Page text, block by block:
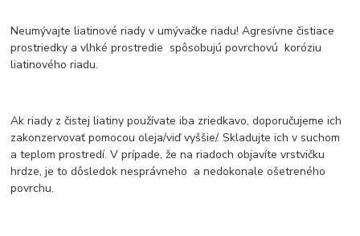
Neumývajte liatinové riady v umývačke riadu! Agresívne čistiace
prostriedky a vlhké prostredie spôsobujú povrchovú koróziu
liatinového riadu.
Ak riady z čistej liatiny používate iba zriedkavo, doporučujeme ich
zakonzervovať pomocou oleja/viď vyššie/. Skladujte ich v suchom
a teplom prostredí. V prípade, že na riadoch objavíte vrstvičku
hrdze, je to dôsledok nesprávneho a nedokonale ošetreného
povrchu.